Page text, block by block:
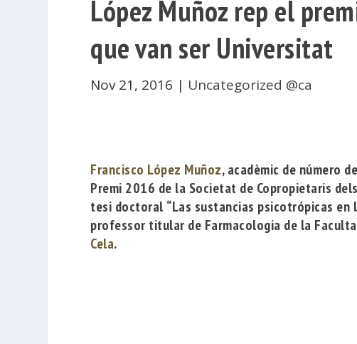
López Muñoz rep el
que van ser Universitat
Nov 21, 2016 | Uncategorized @ca
Francisco López Muñoz, acadèmic de número
Premi 2016 de la Societat de Copropietaris
tesi doctoral “Las sustancias psicotrópicas
professor titular de Farmacologia de la
Cela.